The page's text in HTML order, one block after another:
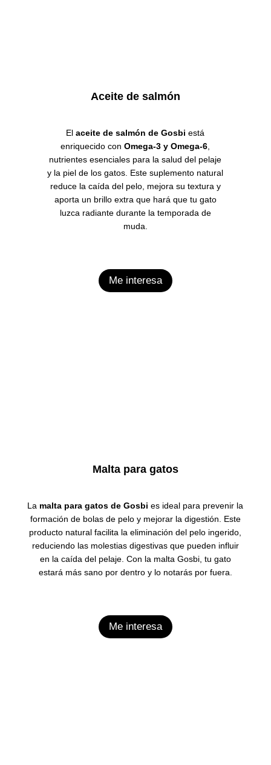
Aceite de salmón
Elaceite de salmón de Gosbi está
enriquecido conOmega-3 y Omega-6
nutrientes esenciales para la salud del pelaje
y la piel de los gatos. Este suplemento natural
reduce la caída del pelo, mejora su textura y
aporta un brillo extra que hará que tu gato
luzca radiante durante la temporada de
muda.
Me interesa
Malta para gatos
La malta para gatos de Gosbi es ideal para prevenir la
formación de bolas de pelo y mejorar la digestión. Este
producto natural facilita la eliminación del pelo ingerido,
reduciendo las molestias digestivas que pueden influir
en la caída del pelaje. Con la malta Gosbi, tu gato
estará más sano por dentro y lo notarás por fuera.
Me interesa